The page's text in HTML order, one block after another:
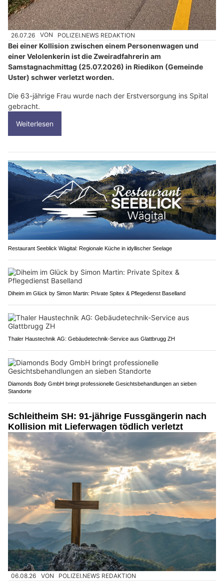
26.07.26 VON POLIZEI.NEWS REDAKTION
Bei einer Kollision zwischen einem Personenwagen und
einer Velolenkerin ist die Zweiradfahrerin am
Samstagnachmittag (25.07.2026) in Riedikon (Gemeinde
Uster) schwer verletzt worden.
Die 63-jährige Frau wurde nach der Erstversorgung ins Spital
gebracht.
Weiterlesen
Restaurant Seeblick Wägital: Regionale Küche in idyllischer Seelage
Diheim im Glück by Simon Martin: Private Spitex & Pflegedienst Baselland
Thaler Haustechnik AG: Gebäudetechnik-Service aus Glattbrugg ZH
Diamonds Body GmbH bringt professionelle Gesichtsbehandlungen an sieben
Standorte
Schleitheim SH: 91-jährige Fussgängerin nach
Kollision mit Lieferwagen tödlich verletzt
06.08.26 VON POLIZEI.NEWS REDAKTION